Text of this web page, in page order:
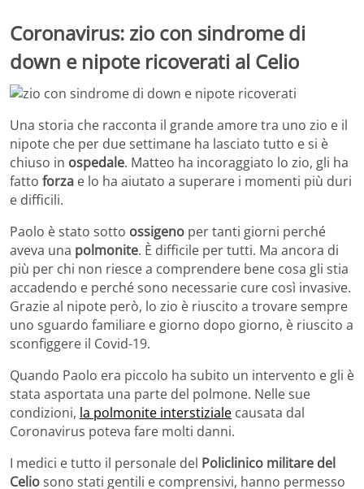
Coronavirus: zio con sindrome di
down e nipote ricoverati al Celio
Una storia che racconta il grande amore tra uno zio e il
nipote che per due settimane ha lasciato tutto e si è
chiuso in ospedale. Matteo ha incoraggiato lo zio, gli ha
fatto forza e lo ha aiutato a superare i momenti più duri
e difficili.
Paolo è stato sotto ossigeno per tanti giorni perché
aveva una polmonite. È difficile per tutti. Ma ancora di
più per chi non riesce a comprendere bene cosa gli stia
accadendo e perché sono necessarie cure così invasive.
Grazie al nipote però, lo zio è riuscito a trovare sempre
uno sguardo familiare e giorno dopo giorno, è riuscito a
sconfiggere il Covid-19.
Quando Paolo era piccolo ha subito un intervento e gli è
stata asportata una parte del polmone. Nelle sue
condizioni, la polmonite interstiziale causata dal
Coronavirus poteva fare molti danni.
I medici e tutto il personale del Policlinico militare del
Celiosono stati gentili e comprensivi, hanno permesso